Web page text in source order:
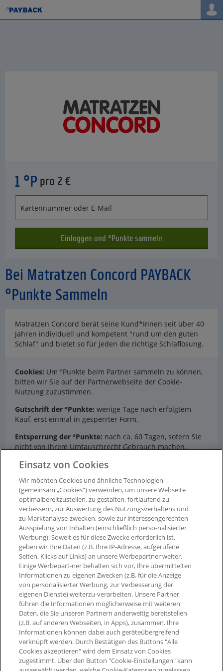
Bei Matratzen Concord PAYBACK
°Punkte Sammeln
Matratzen Concord berät seine Kund*Innen seit über 40
Jahren individuell und kompetent "rund um den guten
Schlaf" und bietet so für jeden die richtige Schlaflösung.
Cookies: Um °Punkte beim Partner sammeln zu können,
bitten wir Sie auf der Partnerwebseite der Cookie-
Nutzung zuzustimmen.
Gutschrift der °Punkte: wenige Tage nach erfolgtem
Kauf, erst einmal in gesperrter Form.
Entsperrung der °Punkte: nach ca. 60 Tagen, sofern Sie
nicht von Ihrem Umtauschrecht Gebrauch machen.
Ausgenommen von der Bepunktung sind:
Stornierte Bestellungen
Retournierte Waren
Versandkosten
Voucher und Gutscheine
1 °P pro 2 €
Einsatz von Cookies
Wir möchten Cookies und ähnliche Technologien
(gemeinsam „Cookies“) verwenden, um unsere Webseite
optimalbereitzustellen, zu gestalten, fortlaufend zu
verbessern, zur Auswertung des Nutzungsverhaltens und
zu Marktanalyse-zwecken, sowie zur interessengerechten
Ausspielung von Inhalten (einschließlich perso-nalisierter
Werbung). Soweit es für diese Zwecke erforderlich ist,
geben wir Ihre Daten (z.B. Ihre IP-Adresse, aufgerufene
Seiten, Klicks auf Links) an unsere Werbepartner weiter.
Einige Werbepart-ner behalten sich vor, Ihre übermittelten
Informationen zu eigenen Zwecken (z.B. für die Anzeige
von personalisierter Werbung, zur Verbesserung der
eigenen Dienste) weiterzu-verarbeiten. Unsere Partner
führen die Informationen möglicherweise mit weiteren
Daten, die Sie unseren Partnern anderweitig bereitstellen
(z.B. auf anderen Webseiten, in Apps), zusammen. Ihre
Informationen können dabei auch geräteübergreifend
verknüpft werden. Durch Bestätigen des Buttons "Alle
Cookies akzeptieren" wird dem Einsatz von Cookies
zugestimmt. Über den Button "Cookie-Einstellungen" kann